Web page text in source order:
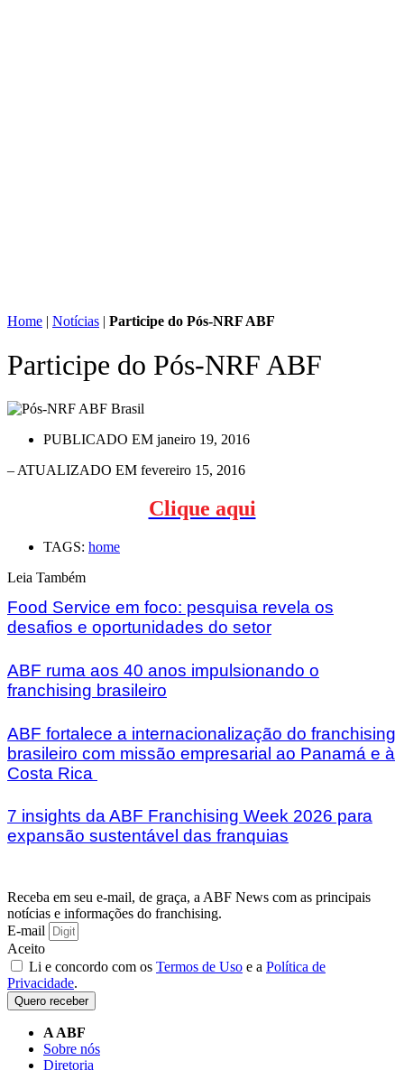
Home | Notícias | Participe do Pós-NRF ABF
Participe do Pós-NRF ABF
PUBLICADO EM janeiro 19, 2016
– ATUALIZADO EM fevereiro 15, 2016
Clique aqui
TAGS: home
Leia Também
Food Service em foco: pesquisa revela os
desafios e oportunidades do setor
ABF ruma aos 40 anos impulsionando o
franchising brasileiro
ABF fortalece a internacionalização do franchising
brasileiro com missão empresarial ao Panamá e à
Costa Rica
7 insights da ABF Franchising Week 2026 para
expansão sustentável das franquias
Receba em seu e-mail, de graça, a ABF News com as principais
notícias e informações do franchising.
E-mail
Aceito
Li e concordo com os Termos de Uso e a Política de
Privacidade.
Quero receber
A ABF
Sobre nós
Diretoria